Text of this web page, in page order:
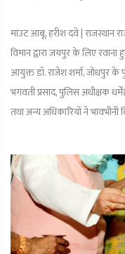
मांउट आबू, हरीश दवे | राजस्थान
विमान द्वारा जयपुर के लिए
आयुक्त डॉ. राजेश शर्मा, जोधपुर के
भगवती प्रसाद, पुलिस अधीक्षक
तथा अन्य अधिकारियों ने